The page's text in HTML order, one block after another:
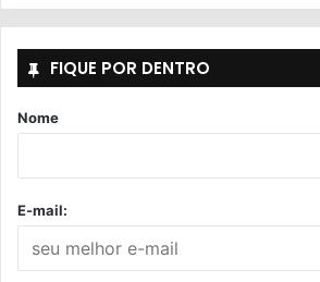
FIQUE POR DENTRO
Nome
E-mail: